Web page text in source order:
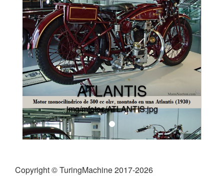
ATLANTIS
img/mfotos/ATLANTIS.jpg
Copyright © TuringMachine 2017-2026